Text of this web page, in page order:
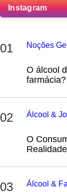
Instagram
01 Noções
O álcool
farmácia?
02 Álcool &
O
03 Álcool &